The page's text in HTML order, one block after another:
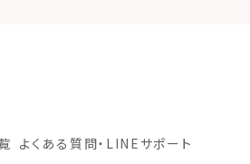
よくある質問・LINEサポート